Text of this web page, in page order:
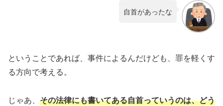
自首があったな
ということであれば、事件によるんだけども、罪を軽くす
る方向で考える。
じゃあ、 その法律にも書いてある自首っていうのは、どう